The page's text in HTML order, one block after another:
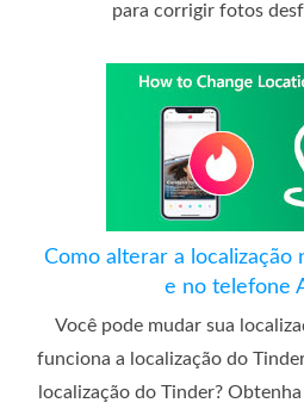
para corrigir fotos
Como alterar a localização
e no telefone
Você pode mudar sua
funciona a localização do
localização do Tinder?